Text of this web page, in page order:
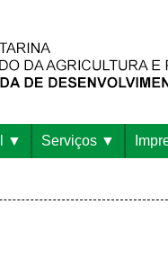
Serviços